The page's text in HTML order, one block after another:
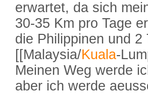
erwartet, da sich
30-35 Km pro Tage
die Philippinen und
[[Malaysia/Kuala-
Meinen Weg werde
aber ich werde